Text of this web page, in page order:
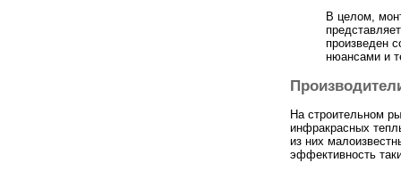
В целом,
произведен
нюансами и
На строительном
инфракрасных
из них
эффективность